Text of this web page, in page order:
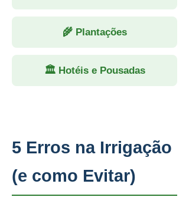
🌾 Plantações
🏛 Hotéis e Pousadas
5 Erros na Irrigação
(e como Evitar)